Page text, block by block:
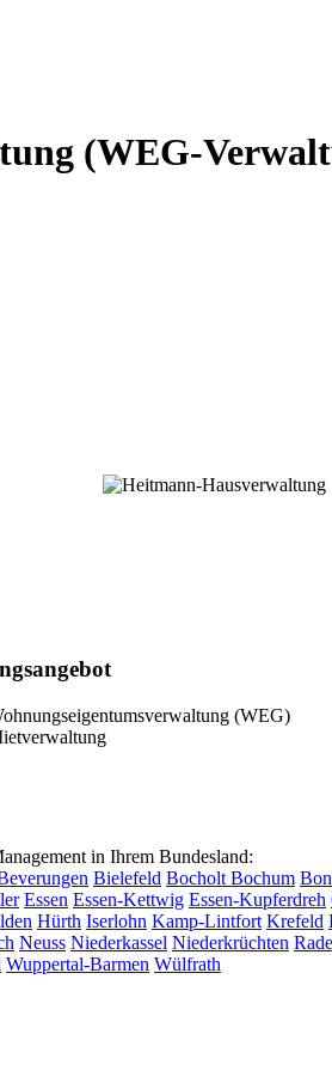
(WEG-
(WEG)
in Ihrem Bundesland:
Bielefeld Bocholt Bochum
Essen Essen-Kettwig Essen-Kupferdreh
Hürth Iserlohn Kamp-Lintfort Krefeld
Neuss Niederkassel Niederkrüchten
Wuppertal-Barmen Wülfrath